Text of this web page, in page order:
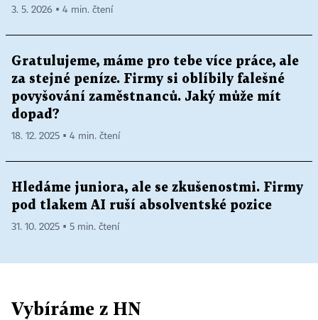
3. 5. 2026 ▪ 4 min. čtení
Gratulujeme, máme pro tebe více práce, ale
za stejné peníze. Firmy si oblíbily falešné
povyšování zaměstnanců. Jaký může mít
dopad?
18. 12. 2025 ▪ 4 min. čtení
Hledáme juniora, ale se zkušenostmi. Firmy
pod tlakem AI ruší absolventské pozice
31. 10. 2025 ▪ 5 min. čtení
Vybíráme z HN